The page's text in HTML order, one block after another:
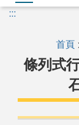
:::
首頁
條列式